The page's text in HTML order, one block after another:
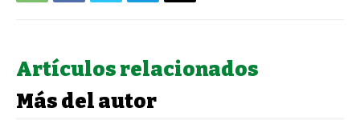
Artículos relacionados
Más del autor